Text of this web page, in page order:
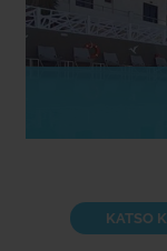
KATSO